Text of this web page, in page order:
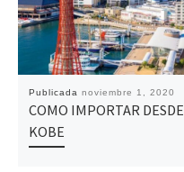
Publicada noviembre 1, 2020
COMO IMPORTAR DESDE
KOBE